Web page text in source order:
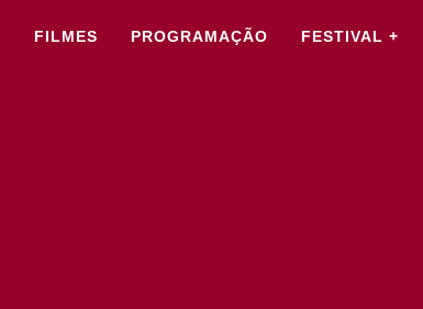
FILMES PROGRAMAÇÃO FESTIVAL +